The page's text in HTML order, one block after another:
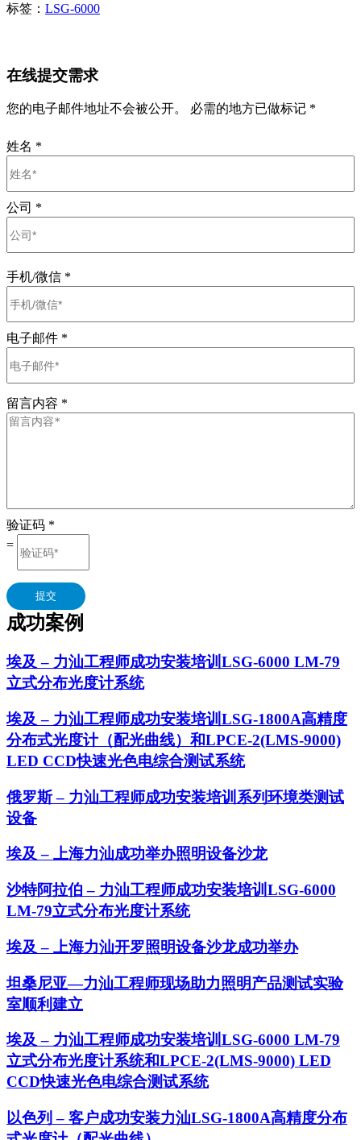
标签： LSG-6000
在线提交需求
您的电子邮件地址不会被公开。 必需的地方已做标记 *
姓名 *
公司 *
手机/微信 *
电子邮件 *
留言内容 *
验证码 *
=
提交
成功案例
埃及 – 力汕工程师成功安装培训LSG-6000 LM-79
立式分布光度计系统
埃及 – 力汕工程师成功安装培训LSG-1800A高精度
分布式光度计（配光曲线）和LPCE-2(LMS-9000)
LED CCD快速光色电综合测试系统
俄罗斯 – 力汕工程师成功安装培训系列环境类测试
设备
埃及 – 上海力汕成功举办照明设备沙龙
沙特阿拉伯 – 力汕工程师成功安装培训LSG-6000
LM-79立式分布光度计系统
埃及 – 上海力汕开罗照明设备沙龙成功举办
坦桑尼亚—力汕工程师现场助力照明产品测试实验
室顺利建立
埃及 – 力汕工程师成功安装培训LSG-6000 LM-79
立式分布光度计系统和LPCE-2(LMS-9000) LED
CCD快速光色电综合测试系统
以色列 – 客户成功安装力汕LSG-1800A高精度分布